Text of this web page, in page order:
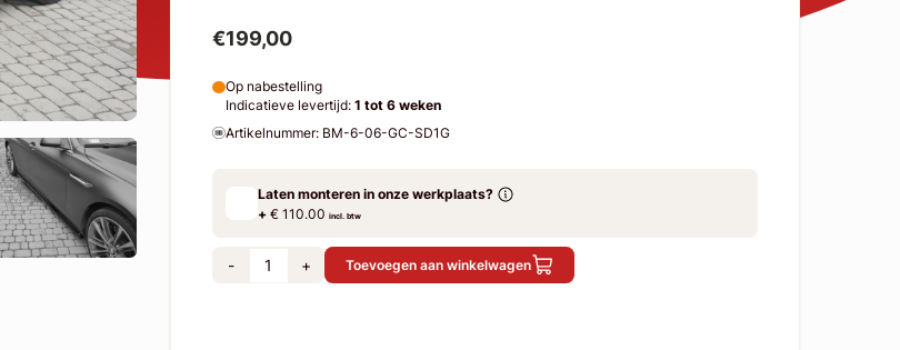
€199,00
Op nabestelling
Indicatieve levertijd: 1 tot 6 weken
Artikelnummer: BM-6-06-GC-SD1G
Laten monteren in onze werkplaats?
+€ 110.00 incl. btw
- + Toevoegen aan winkelwagen